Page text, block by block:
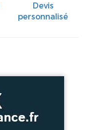
Devis
personnalisé